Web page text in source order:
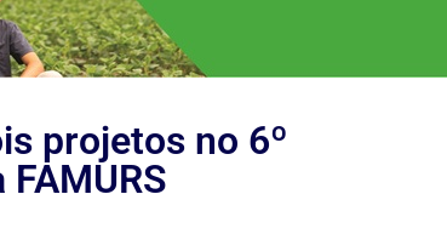
projetos no 6º